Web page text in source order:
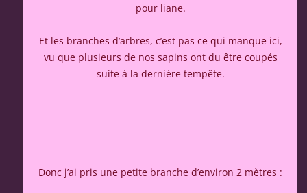
pour liane.
Et les branches d’arbres, c’est pas ce qui manque ici,
vu que plusieurs de nos sapins ont du être coupés
suite à la dernière tempête.
Donc j’ai pris une petite branche d’environ 2 mètres :